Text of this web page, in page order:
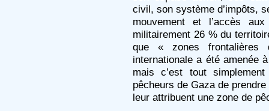
civil, son système d’impôts,
mouvement et l’accès
militairement 26 % du
que « zones frontalières
internationale a été amenée
mais c’est tout
pêcheurs de Gaza de
leur attribuent une zone de